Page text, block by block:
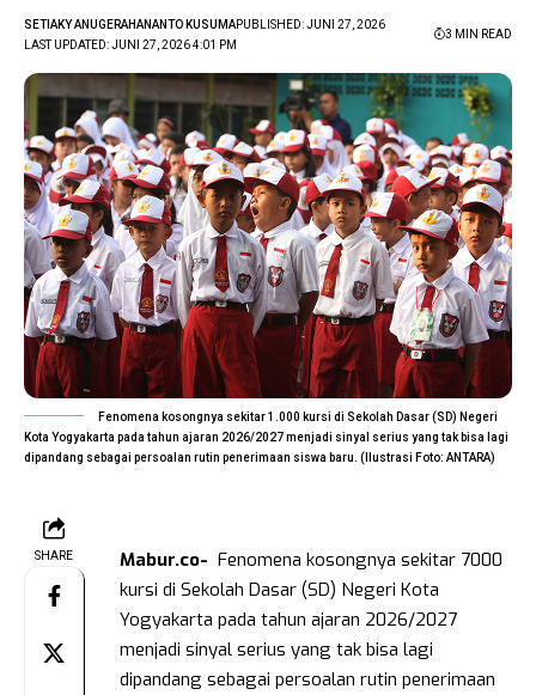
LAST UPDATED: JUNI 27, 2026 4:01 PM
SETIAKY ANUGERAHANANTO KUSUMAPUBLISHED: JUNI 27, 2026
3 MIN READ
Fenomena kosongnya sekitar 1.000 kursi di Sekolah Dasar (SD) Negeri
Kota Yogyakarta pada tahun ajaran 2026/2027 menjadi sinyal serius yang tak bisa lagi
dipandang sebagai persoalan rutin penerimaan siswa baru. (Ilustrasi Foto: ANTARA)
SHARE Mabur.co- Fenomena kosongnya sekitar 7000
kursi di Sekolah Dasar (SD) Negeri Kota
Yogyakarta pada tahun ajaran 2026/2027
menjadi sinyal serius yang tak bisa lagi
dipandang sebagai persoalan rutin penerimaan